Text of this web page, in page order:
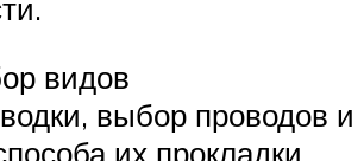
видов
выбор проводов и
их прокладки